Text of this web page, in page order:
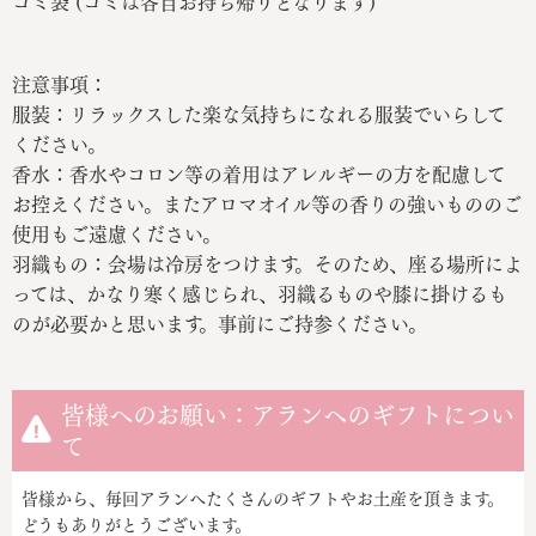
注意事項：
服装：リラックスした楽な気持ちになれる服装でいらして
ください。
香水：香水やコロン等の着用はアレルギーの方を配慮して
お控えください。またアロマオイル等の香りの強いもののご
使用もご遠慮ください。
羽織もの：会場は冷房をつけます。そのため、座る場所によ
っては、かなり寒く感じられ、羽織るものや膝に掛けるも
のが必要かと思います。事前にご持参ください。
皆様へのお願い：アランへのギフトについ
て
皆様から、毎回アランへたくさんのギフトやお土産を頂きます。
どうもありがとうございます。